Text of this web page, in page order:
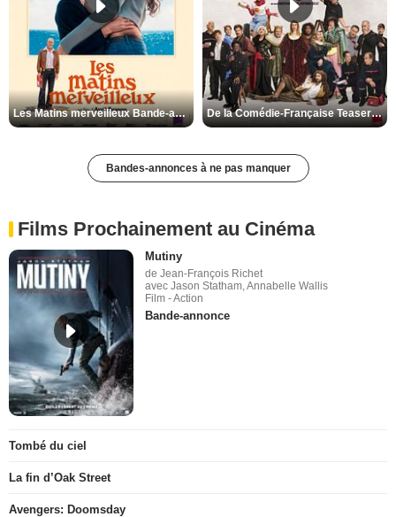
Les Matins merveilleux Bande-annonce VF De la Comédie-Française Teaser VF
Bandes-annonces à ne pas manquer
Films Prochainement au Cinéma
Mutiny
de Jean-François Richet
avec Jason Statham, Annabelle Wallis
Film - Action
Bande-annonce
Tombé du ciel
La fin d’Oak Street
Avengers: Doomsday